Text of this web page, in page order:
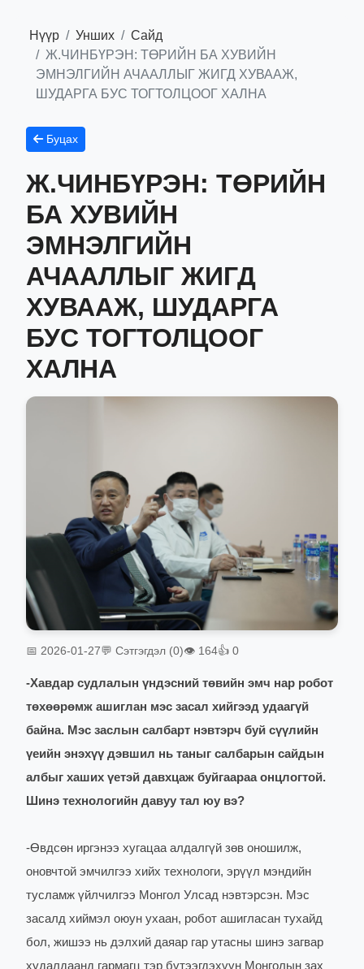
Нүүр Унших
Сайд
Ж.ЧИНБҮРЭН: ТӨРИЙН БА ХУВИЙН
ЭМНЭЛГИЙН АЧААЛЛЫГ ЖИГД ХУВААЖ,
ШУДАРГА БУС ТОГТОЛЦООГ ХАЛНА
Буцах
Ж.ЧИНБҮРЭН: ТӨРИЙН
БА ХУВИЙН
ЭМНЭЛГИЙН
АЧААЛЛЫГ ЖИГД
ХУВААЖ, ШУДАРГА
БУС ТОГТОЛЦООГ
ХАЛНА
📅 2026-01-27💬 Сэтгэгдэл (0)👁 164👍 0
-Хавдар судлалын үндэсний төвийн эмч нар робот
төхөөрөмж ашиглан мэс засал хийгээд удаагүй
байна. Мэс заслын салбарт нэвтэрч буй сүүлийн
үеийн энэхүү дэвшил нь таныг салбарын сайдын
албыг хаших үетэй давхцаж буйгаараа онцлогтой.
Шинэ технологийн давуу тал юу вэ?
-Өвдсөн иргэнээ хугацаа алдалгүй зөв оношилж,
оновчтой эмчилгээ хийх технологи, эрүүл мэндийн
тусламж үйлчилгээ Монгол Улсад нэвтэрсэн. Мэс
засалд хиймэл оюун ухаан, робот ашигласан тухайд
бол, жишээ нь дэлхий даяар гар утасны шинэ загвар
худалдаанд гармагц тэр бүтээгдэхүүн Монголын зах